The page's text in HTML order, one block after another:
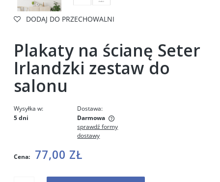
DODAJ DO PRZECHOWALNI
Plakaty na ścianę Seter
Irlandzki zestaw do
salonu
Wysyłka w:
5 dni
Dostawa:
Darmowa
Cena nie zawiera ewentualnych kosztów płatności
sprawdź formy
dostawy
Cena: 77,00 ZŁ